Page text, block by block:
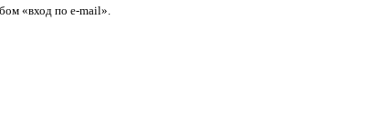
«вход по e-mail».